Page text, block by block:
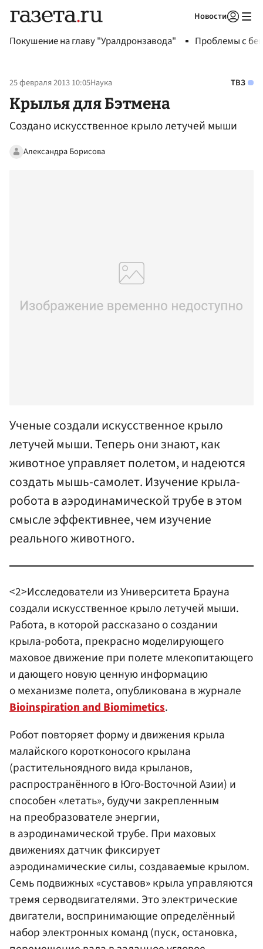
Новости
Покушение на главу "Уралдронзавода" Проблемы с
25 февраля 2013 10:05Наука ТВЗ
Крылья для Бэтмена
Создано искусственное крыло летучей мыши
Александра Борисова
Ученые создали искусственное крыло
летучей мыши. Теперь они знают, как
животное управляет полетом, и надеются
создать мышь-самолет. Изучение крыла-
робота в аэродинамической трубе в этом
смысле эффективнее, чем изучение
реального животного.
<2>Исследователи из Университета Брауна
создали искусственное крыло летучей мыши.
Работа, в которой рассказано о создании
крыла-робота, прекрасно моделирующего
маховое движение при полете млекопитающего
и дающего новую ценную информацию
о механизме полета, опубликована в журнале
Bioinspiration and Biomimetics.
Робот повторяет форму и движения крыла
малайского коротконосого крылана
(растительноядного вида крыланов,
распространённого в Юго-Восточной Азии) и
способен «летать», будучи закрепленным
на преобразователе энергии,
в аэродинамической трубе. При маховых
движениях датчик фиксирует
аэродинамические силы, создаваемые крылом.
Семь подвижных «суставов» крыла управляются
тремя серводвигателями. Это электрические
двигатели, воспринимающие определённый
набор электронных команд (пуск, остановка,